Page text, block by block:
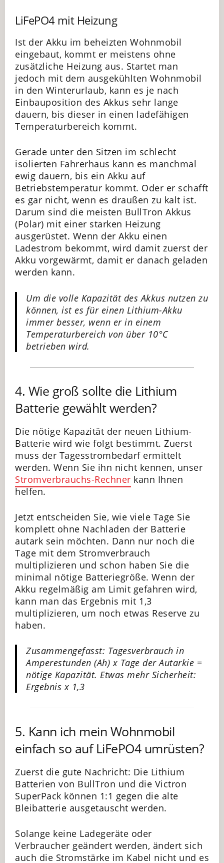
LiFePO4 mit Heizung
Ist der Akku im beheizten Wohnmobil
eingebaut, kommt er meistens ohne
zusätzliche Heizung aus. Startet man
jedoch mit dem ausgekühlten Wohnmobil
in den Winterurlaub, kann es je nach
Einbauposition des Akkus sehr lange
dauern, bis dieser in einen ladefähigen
Temperaturbereich kommt.
Gerade unter den Sitzen im schlecht
isolierten Fahrerhaus kann es manchmal
ewig dauern, bis ein Akku auf
Betriebstemperatur kommt. Oder er schafft
es gar nicht, wenn es draußen zu kalt ist.
Darum sind die meisten BullTron Akkus
(Polar) mit einer starken Heizung
ausgerüstet. Wenn der Akku einen
Ladestrom bekommt, wird damit zuerst der
Akku vorgewärmt, damit er danach geladen
werden kann.
Um die volle Kapazität des Akkus nutzen zu
können, ist es für einen Lithium-Akku
immer besser, wenn er in einem
Temperaturbereich von über 10°C
betrieben wird.
4. Wie groß sollte die Lithium
Batterie gewählt werden?
Die nötige Kapazität der neuen Lithium-
Batterie wird wie folgt bestimmt. Zuerst
muss der Tagesstrombedarf ermittelt
werden. Wenn Sie ihn nicht kennen, unser
Stromverbrauchs-Rechner kann Ihnen
helfen.
Jetzt entscheiden Sie, wie viele Tage Sie
komplett ohne Nachladen der Batterie
autark sein möchten. Dann nur noch die
Tage mit dem Stromverbrauch
multiplizieren und schon haben Sie die
minimal nötige Batteriegröße. Wenn der
Akku regelmäßig am Limit gefahren wird,
kann man das Ergebnis mit 1,3
multiplizieren, um noch etwas Reserve zu
haben.
Zusammengefasst: Tagesverbrauch in
Amperestunden (Ah) x Tage der Autarkie =
nötige Kapazität. Etwas mehr Sicherheit:
Ergebnis x 1,3
5. Kann ich mein Wohnmobil
einfach so auf LiFePO4 umrüsten?
Zuerst die gute Nachricht: Die Lithium
Batterien von BullTron und die Victron
SuperPack können 1:1 gegen die alte
Bleibatterie ausgetauscht werden.
Solange keine Ladegeräte oder
Verbraucher geändert werden, ändert sich
auch die Stromstärke im Kabel nicht und es